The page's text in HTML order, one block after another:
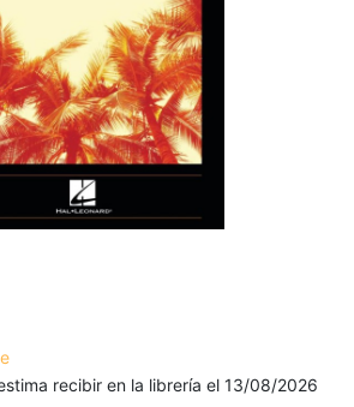
recibir en la librería el 13/08/2026